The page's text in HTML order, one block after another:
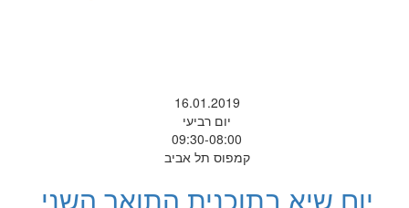
16.01.2019
יום רביעי
09:30-08:00
קמפוס תל אביב
יום שיא בתוכנית התואר השני